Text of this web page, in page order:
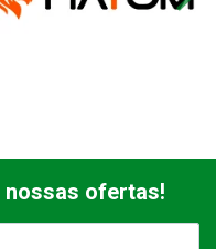
nossas ofertas!